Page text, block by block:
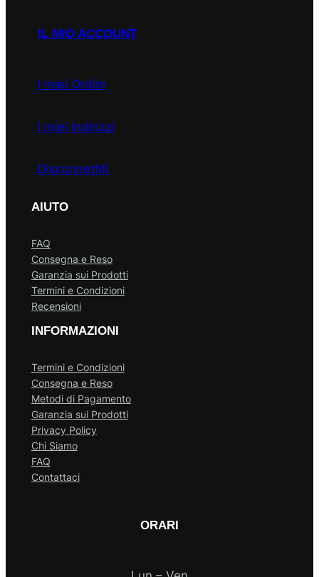
IL MIO ACCOUNT
I miei Ordini
I miei Indirizzi
Disconnettiti
AIUTO
FAQ
Consegna e Reso
Garanzia sui Prodotti
Termini e Condizioni
Recensioni
INFORMAZIONI
Termini e Condizioni
Consegna e Reso
Metodi di Pagamento
Garanzia sui Prodotti
Privacy Policy
Chi Siamo
FAQ
Contattaci
ORARI